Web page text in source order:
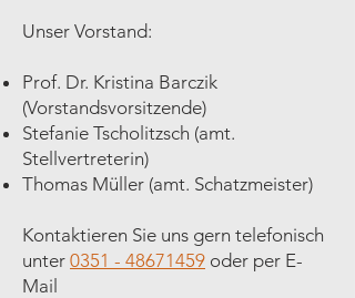
Unser Vorstand:
Prof. Dr. Kristina Barczik
(Vorstandsvorsitzende)
Stefanie Tscholitzsch (amt.
Stellvertreterin)
Thomas Müller (amt. Schatzmeister)
Kontaktieren Sie uns gern telefonisch
unter 0351 - 48671459 oder per E-
Mail